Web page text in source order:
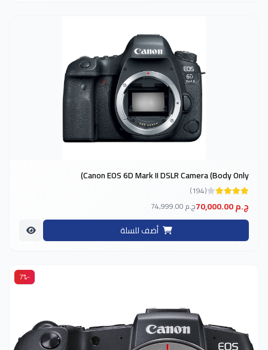
Canon EOS 6D Mark II DSLR Camera (Body Only)
(194)
70,000.00 ج.م 74,999.00 ج.م
أضف للسلة
-7%